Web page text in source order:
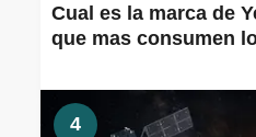
Cual es la marca de
que mas consumen
4